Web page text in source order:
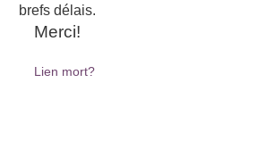
brefs délais.
Merci!